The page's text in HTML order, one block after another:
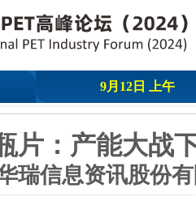
9月12日 上午
片：产能大战
信息资讯股份有